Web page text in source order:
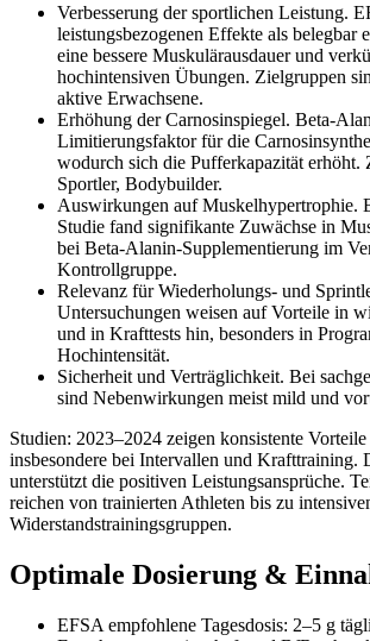
Verbesserung der sportlichen Leistung.
leistungsbezogenen Effekte als belegbar
eine bessere Muskulärausdauer und
hochintensiven Übungen. Zielgruppen
aktive Erwachsene.
Erhöhung der Carnosinspiegel. Beta-
Limitierungsfaktor für die
wodurch sich die Pufferkapazität erhöht.
Sportler, Bodybuilder.
Auswirkungen auf Muskelhypertrophie.
Studie fand signifikante Zuwächse in
bei Beta-Alanin-Supplementierung im
Kontrollgruppe.
Relevanz für Wiederholungs- und
Untersuchungen weisen auf Vorteile in
und in Krafttests hin, besonders in
Hochintensität.
Sicherheit und Verträglichkeit. Bei
sind Nebenwirkungen meist mild und
Studien: 2023–2024 zeigen konsistente
insbesondere bei Intervallen und Krafttraining.
unterstützt die positiven Leistungsansprüche.
reichen von trainierten Athleten bis zu
Widerstandstrainingsgruppen.
Optimale Dosierung &
EFSA empfohlene Tagesdosis: 2–5 g